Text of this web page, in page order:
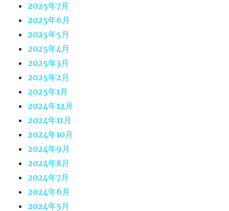
2025年7月
2025年6月
2025年5月
2025年4月
2025年3月
2025年2月
2025年1月
2024年12月
2024年11月
2024年10月
2024年9月
2024年8月
2024年7月
2024年6月
2024年5月